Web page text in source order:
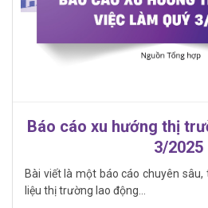
Báo cáo xu hướng thị
3/2025
Bài viết là một báo cáo chuyên
liệu thị trường lao động...